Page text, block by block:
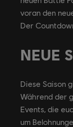
voran den
Der
NEUE
Diese Saison
Während der
Events, die
um